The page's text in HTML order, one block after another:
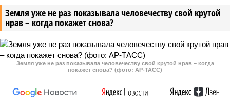
Земля уже не раз показывала человечеству свой крутой
нрав – когда покажет снова?
Земля уже не раз показывала человечеству свой крутой нрав – когда
покажет снова? (фото: АР-ТАСС)